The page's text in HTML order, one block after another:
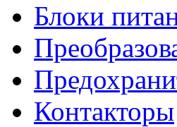
Блоки
Контакторы